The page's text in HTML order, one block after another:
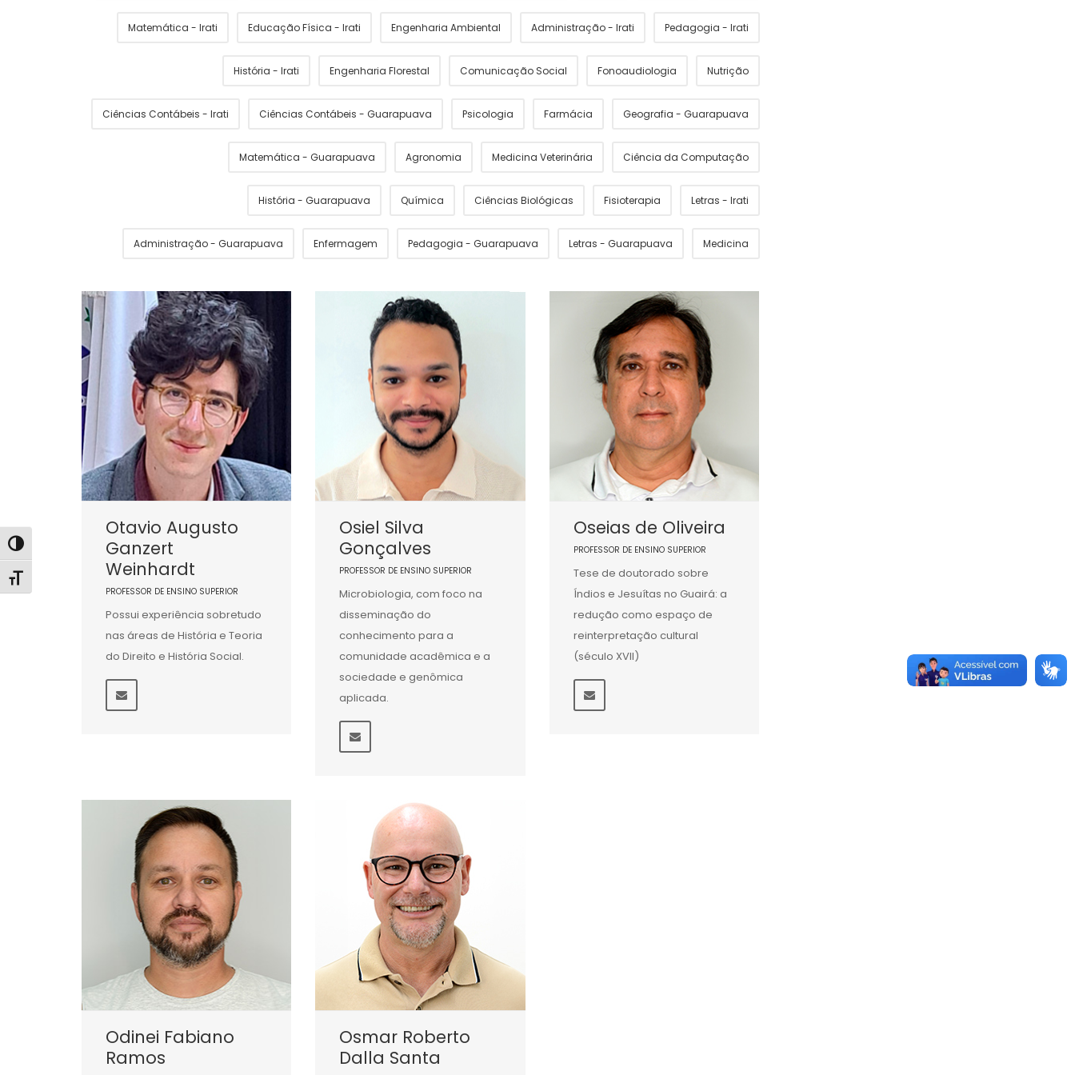
Alternar alto contraste
Alternar tamanho da fonte
Matemática - Irati Educação Física - Irati Engenharia Ambiental Administração - Irati Pedagogia - Irati
História - Irati Engenharia Florestal Comunicação Social Fonoaudiologia Nutrição
Ciências Contábeis - Irati Ciências Contábeis - Guarapuava Psicologia Farmácia Geografia - Guarapuava
Matemática - Guarapuava Agronomia Medicina Veterinária Ciência da Computação
História - Guarapuava Química Ciências Biológicas Fisioterapia Letras - Irati
Administração - Guarapuava Enfermagem Pedagogia - Guarapuava Letras - Guarapuava Medicina
Otavio Augusto
Ganzert
Weinhardt
PROFESSOR DE ENSINO SUPERIOR
Possui experiência sobretudo
nas áreas de História e Teoria
do Direito e História Social.
Osiel Silva
Gonçalves
PROFESSOR DE ENSINO SUPERIOR
Microbiologia, com foco na
disseminação do
conhecimento para a
comunidade acadêmica e a
sociedade e genômica
aplicada.
Oseias de Oliveira
PROFESSOR DE ENSINO SUPERIOR
Tese de doutorado sobre
Índios e Jesuítas no Guairá: a
redução como espaço de
reinterpretação cultural
(século XVII)
Odinei Fabiano
Ramos
Osmar Roberto
Dalla Santa